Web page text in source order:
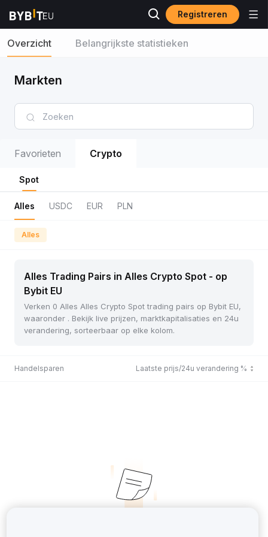
Registreren
Overzicht Belangrijkste statistieken
Markten
Favorieten Crypto
Spot
Alles USDC EUR PLN
Alles
Alles Trading Pairs in Alles Crypto Spot - op
Bybit EU
Verken 0 Alles Alles Crypto Spot trading pairs op Bybit EU,
waaronder . Bekijk live prijzen, marktkapitalisaties en 24u
verandering, sorteerbaar op elke kolom.
Handelsparen Laatste prijs/24u verandering %